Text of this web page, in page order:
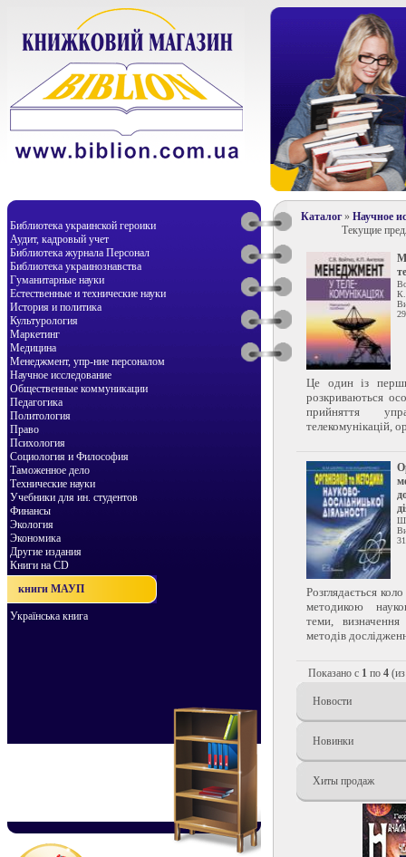
Библиотека украинской героики
Аудит, кадровый учет
Библиотека журнала Персонал
Библиотека украинознавства
Гуманитарные науки
Естественные и технические науки
История и политика
Культурология
Маркетинг
Медицина
Менеджмент, упр-ние персоналом
Научное исследование
Общественные коммуникации
Педагогика
Политология
Право
Психология
Социология и Философия
Таможенное дело
Технические науки
Учебники для ин. студентов
Финансы
Экология
Экономика
Другие издания
Книги на CD
книги МАУП
Українська книга
Каталог» Научное
Текущие
Це один із
розкриваються
прийняття
телекомунікацій,
Розглядається
методикою
теми,
методів
Показано с 1 по 4
Новости
Новинки
Хиты продаж